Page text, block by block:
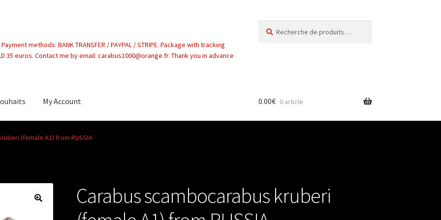
methods: BANK TRANSFER / PAYPAL / STRIPE. Package with tracking
35 euros. Contact me by email: carabus1000@orange.fr. Thank you in advance
pour :
My Account 0.00€ 0 article
(female A1) from RUSSIA
Carabus scambocarabus kruberi